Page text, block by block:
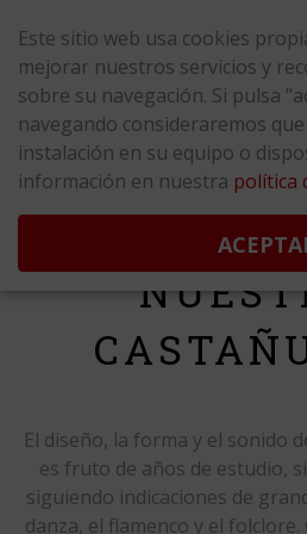
Este sitio web usa cookies
mejorar nuestros servicios y
sobre su navegación. Si pulsa
navegando consideraremos
instalación en su equipo o
información en nuestra política
¡ Gastos de envío GRATIS
El diseño, la forma y el sonido
es fruto de años de estudio,
siguiendo indicaciones de
danza, el flamenco y el